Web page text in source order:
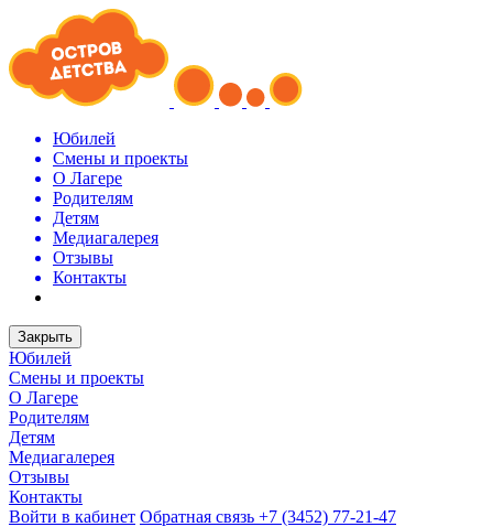
Юбилей
Смены и проекты
О Лагере
Родителям
Детям
Медиагалерея
Отзывы
Контакты
Закрыть
Юбилей
Смены и проекты
О Лагере
Родителям
Детям
Медиагалерея
Отзывы
Контакты
Войти в кабинет Обратная связь +7 (3452) 77-21-47